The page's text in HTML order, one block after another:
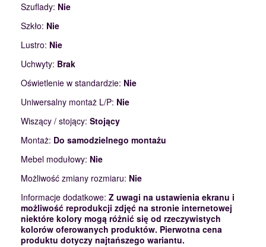
Szuflady: Nie
Szkło: Nie
Lustro: Nie
Uchwyty: Brak
Oświetlenie w standardzie: Nie
Uniwersalny montaż L/P: Nie
Wiszący / stojący: Stojący
Montaż: Do samodzielnego montażu
Mebel modułowy: Nie
Możliwość zmiany rozmiaru: Nie
Informacje dodatkowe: Z uwagi na ustawienia ekranu i
możliwość reprodukcji zdjęć na stronie internetowej
niektóre kolory mogą różnić się od rzeczywistych
kolorów oferowanych produktów. Pierwotna cena
produktu dotyczy najtańszego wariantu.